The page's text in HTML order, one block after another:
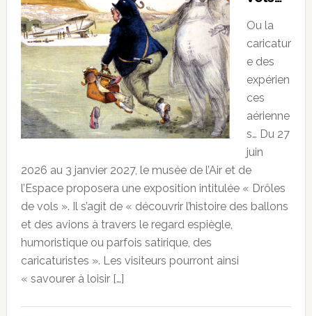
Ou la
caricatur
e des
expérien
ces
aérienne
s… Du 27
juin
2026 au 3 janvier 2027, le musée de l’Air et de
l’Espace proposera une exposition intitulée « Drôles
de vols ». Il s’agit de « découvrir l’histoire des ballons
et des avions à travers le regard espiègle,
humoristique ou parfois satirique, des
caricaturistes ». Les visiteurs pourront ainsi
« savourer à loisir […]